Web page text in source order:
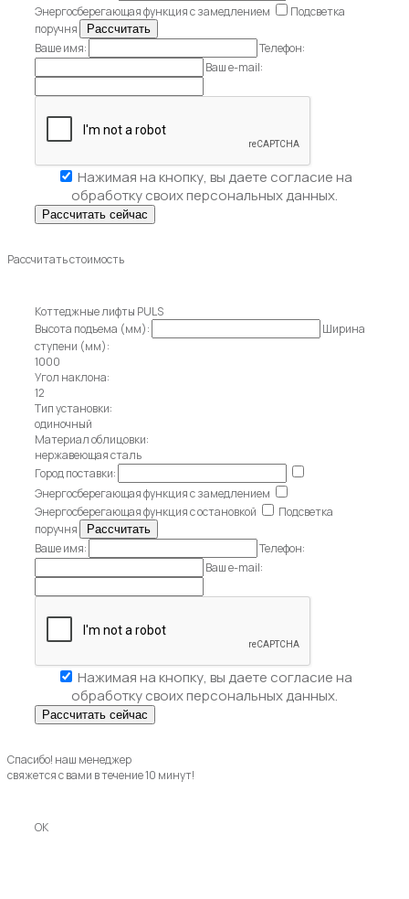
Энергосберегающая функция с замедлением
Подсветка
поручня
Ваше имя:
Телефон:
Ваш e-mail:
Нажимая на кнопку, вы даете согласие на
обработку своих персональных данных.
Рассчитать стоимость
Коттеджные лифты PULS
Высота подъема (мм):
Ширина
ступени (мм):
1000
Угол наклона:
12
Тип установки:
одиночный
Материал облицовки:
нержавеющая сталь
Город поставки:
Энергосберегающая функция с замедлением
Энергосберегающая функция с остановкой
Подсветка
поручня
Ваше имя:
Телефон:
Ваш e-mail:
Нажимая на кнопку, вы даете согласие на
обработку своих персональных данных.
Спасибо! наш менеджер
свяжется с вами в течение 10 минут!
OK